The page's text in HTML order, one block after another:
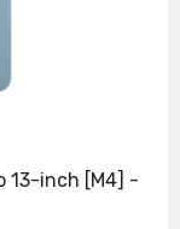
13-inch [M4] -